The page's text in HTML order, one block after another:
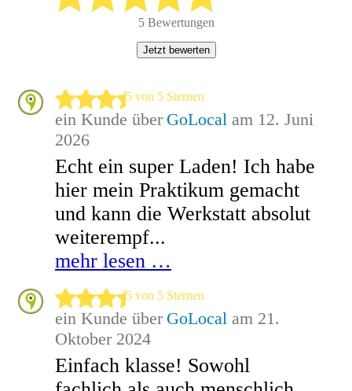
5 Bewertungen
Jetzt bewerten
5 von 5 Sternen
ein Kunde über GoLocal am 12. Juni
2026
Echt ein super Laden! Ich habe
hier mein Praktikum gemacht
und kann die Werkstatt absolut
weiterempf...
mehr lesen …
5 von 5 Sternen
ein Kunde über GoLocal am 21.
Oktober 2024
Einfach klasse! Sowohl